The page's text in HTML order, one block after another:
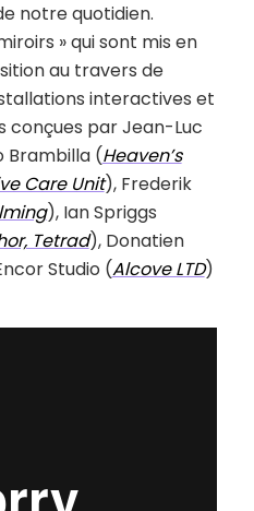
notre quotidien.
» qui sont mis en
au travers de
interactives et
par Jean-Luc
Brambilla (Heaven’s
Care Unit), Frederik
), Ian Spriggs
Tetrad), Donatien
Studio (Alcove LTD)